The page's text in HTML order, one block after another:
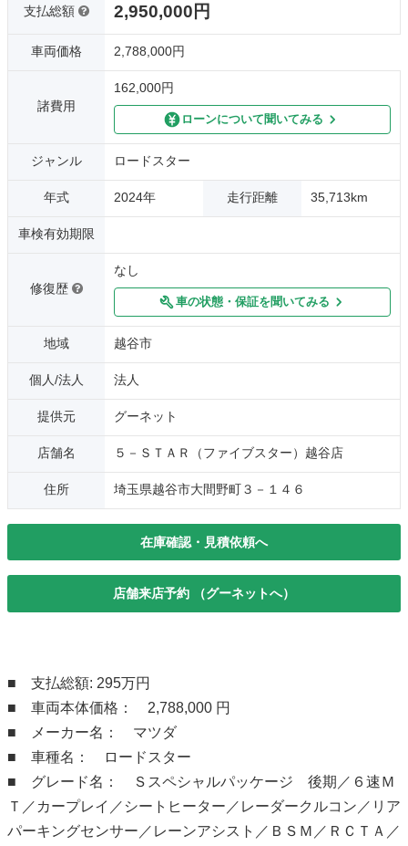
支払総額 2,950,000円
車両価格 2,788,000円
諸費用
162,000円
ローンについて聞いてみる
ジャンル ロードスター
年式 2024年 走行距離 35,713km
車検有効期限
修復歴
なし
車の状態・保証を聞いてみる
地域 越谷市
個人/法人 法人
提供元 グーネット
店舗名 ５－ＳＴＡＲ（ファイブスター）越谷店
住所 埼玉県越谷市大間野町３－１４６
在庫確認・見積依頼へ
店舗来店予約 （グーネットへ）
■ 支払総額: 295万円
■ 車両本体価格： 2,788,000 円
■ メーカー名： マツダ
■ 車種名： ロードスター
■ グレード名： Ｓスペシャルパッケージ 後期／６速Ｍ
Ｔ／カープレイ／シートヒーター／レーダークルコン／リア
パーキングセンサー／レーンアシスト／ＢＳＭ／ＲＣＴＡ／